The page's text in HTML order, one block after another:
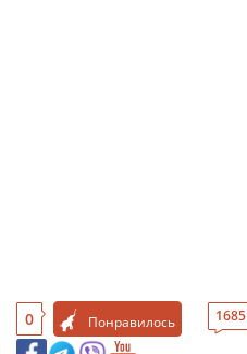
0 Понравилось 1685